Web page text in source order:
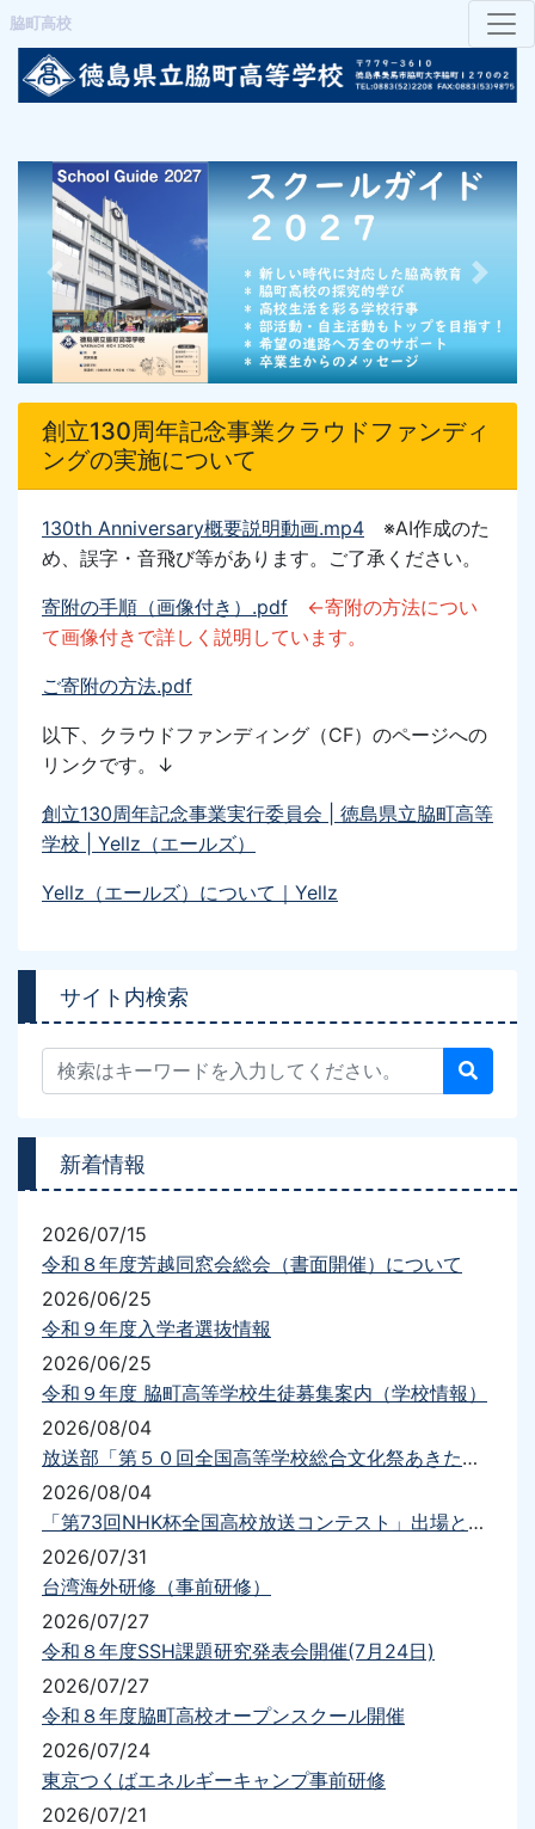
脇町高校
Previous Next
創立130周年記念事業クラウドファンディ
ングの実施について
130th Anniversary概要説明動画.mp4 ※AI作成のた
め、誤字・音飛び等があります。ご了承ください。
寄附の手順（画像付き）.pdf
←寄附の方法につい
て画像付きで詳しく説明しています。
ご寄附の方法.pdf
以下、クラウドファンディング （CF） のページへの
リンク です。↓
創立130周年記念事業実行委員会 | 徳島県立脇町高等
学校 | Yellz（エールズ）
Yellz（エールズ）について｜Yellz
サイト内検索
新着情報
2026/07/15
令和８年度芳越同窓会総会（書面開催）について
2026/06/25
令和９年度入学者選抜情報
2026/06/25
令和９年度 脇町高等学校生徒募集案内（学校情報）
2026/08/04
放送部「第５０回全国高等学校総合文化祭あきた総文2026放送部門」出場について
2026/08/04
「第73回NHK杯全国高校放送コンテスト」出場と結果について
2026/07/31
台湾海外研修（事前研修）
2026/07/27
令和８年度SSH課題研究発表会開催(7月24日)
2026/07/27
令和８年度脇町高校オープンスクール開催
2026/07/24
東京つくばエネルギーキャンプ事前研修
2026/07/21